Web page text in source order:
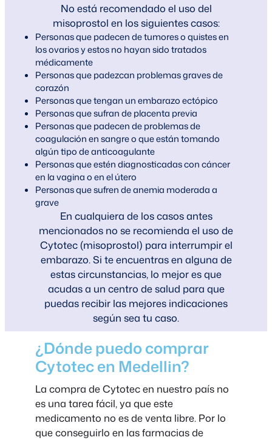
No está recomendado el uso del
misoprostol en los siguientes casos:
Personas que padecen de tumores o quistes en
los ovarios y estos no hayan sido tratados
médicamente
Personas que padezcan problemas graves de
corazón
Personas que tengan un embarazo ectópico
Personas que sufran de placenta previa
Personas que padecen de problemas de
coagulación en sangre o que están tomando
algún tipo de anticoagulante
Personas que estén diagnosticadas con cáncer
en la vagina o en el útero
Personas que sufren de anemia moderada a
grave
En cualquiera de los casos antes
mencionados no se recomienda el uso de
Cytotec (misoprostol) para interrumpir el
embarazo. Si te encuentras en alguna de
estas circunstancias, lo mejor es que
acudas a un centro de salud para que
puedas recibir las mejores indicaciones
según sea tu caso.
¿Dónde puedo comprar
Cytotec en Medellin?
La compra de Cytotec en nuestro país no
es una tarea fácil, ya que este
medicamento no es de venta libre. Por lo
que conseguirlo en las farmacias de